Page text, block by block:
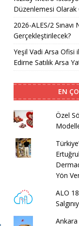
Düzenlemesi Olarak
2026-ALES/2
Gerçekleştirilecek?
Yeşil Vadi Arsa Ofisi
Edirne Satılık Arsa
EN
Özel
Yön
ALO